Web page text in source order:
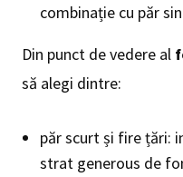
combinație cu păr
Din punct de vedere al
să alegi dintre:
păr scurt și fire țări:
strat generous de